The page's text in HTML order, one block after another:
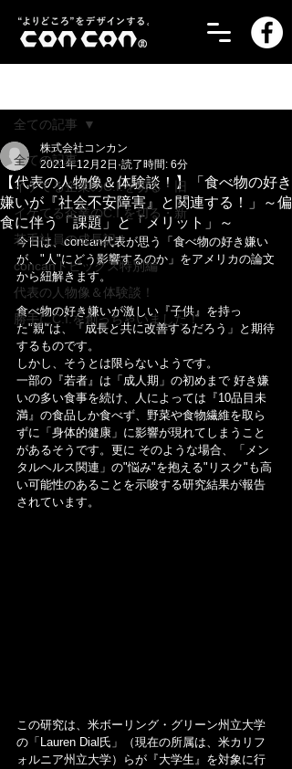
全ての記事
イケてる企業のC.I.を切る・旧
イケてる企業のC.I.を切る・新
若手社員の成長記！
concanトピックス特別編
代表の人物像＆体験談！
勝手にC.I.を創っちゃいました！
全ての記事
【代表の人物像＆体験談！】「食べ物の好き
嫌いが『社会不安障害』と関連する！」～偏
食に伴う「課題」と「メリット」～
株式会社コンカン
2021年12月2日 読了時間: 6分
今日は、concan代表が思う「食べ物の好き嫌い
が、"人"にどう影響するのか」をアメリカの論文
から紐解きます。
食べ物の好き嫌いが激しい『子供』を持っ
た"親"は、「成長と共に改善するだろう」と期待
するものです。
しかし、そうとは限らないようです。
一部の『若者』は「成人期」の初めまで 好き嫌
いの多い食事を続け、人によっては『10品目未
満』の食品しか食べず、野菜や食物繊維を取ら
ずに「身体的健康」に影響が現れてしまうこと
があるそうです。更に そのような場合、「メン
タルヘルス関連」の"悩み"を抱える"リスク"も高
い可能性のあることを示唆する研究結果が報告
されています。
この研究は、米ボーリング・グリーン州立大学
の「Lauren Dial氏」（現在の所属は、米カリフ
ォルニア州立大学）らが『大学生』を対象に行